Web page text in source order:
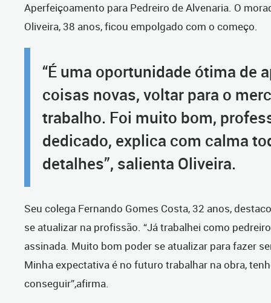
Aperfeiçoamento para Pedreiro de Alvenaria. O
Oliveira, 38 anos, ficou empolgado com o começo.
“É uma oportunidade ótima de
coisas novas, voltar para o
trabalho. Foi muito bom,
dedicado, explica com calma
detalhes”, salienta Oliveira.
Seu colega Fernando Gomes Costa, 32 anos,
se atualizar na profissão. “Já trabalhei como
assinada. Muito bom poder se atualizar para fazer
Minha expectativa é no futuro trabalhar na obra,
conseguir”,afirma.